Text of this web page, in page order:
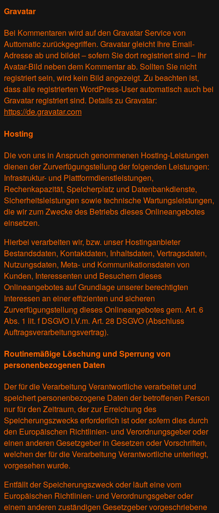
Gravatar
Bei Kommentaren wird auf den Gravatar Service von
Auttomatic zurückgegriffen. Gravatar gleicht Ihre Email-
Adresse ab und bildet – sofern Sie dort registriert sind – Ihr
Avatar-Bild neben dem Kommentar ab. Sollten Sie nicht
registriert sein, wird kein Bild angezeigt. Zu beachten ist,
dass alle registrierten WordPress-User automatisch auch bei
Gravatar registriert sind. Details zu Gravatar:
https://de.gravatar.com
Hosting
Die von uns in Anspruch genommenen Hosting-Leistungen
dienen der Zurverfügungstellung der folgenden Leistungen:
Infrastruktur- und Plattformdienstleistungen,
Rechenkapazität, Speicherplatz und Datenbankdienste,
Sicherheitsleistungen sowie technische Wartungsleistungen,
die wir zum Zwecke des Betriebs dieses Onlineangebotes
einsetzen.
Hierbei verarbeiten wir, bzw. unser Hostinganbieter
Bestandsdaten, Kontaktdaten, Inhaltsdaten, Vertragsdaten,
Nutzungsdaten, Meta- und Kommunikationsdaten von
Kunden, Interessenten und Besuchern dieses
Onlineangebotes auf Grundlage unserer berechtigten
Interessen an einer effizienten und sicheren
Zurverfügungstellung dieses Onlineangebotes gem. Art. 6
Abs. 1 lit. f DSGVO i.V.m. Art. 28 DSGVO (Abschluss
Auftragsverarbeitungsvertrag).
Routinemäßige Löschung und Sperrung von
personenbezogenen Daten
Der für die Verarbeitung Verantwortliche verarbeitet und
speichert personenbezogene Daten der betroffenen Person
nur für den Zeitraum, der zur Erreichung des
Speicherungszwecks erforderlich ist oder sofern dies durch
den Europäischen Richtlinien- und Verordnungsgeber oder
einen anderen Gesetzgeber in Gesetzen oder Vorschriften,
welchen der für die Verarbeitung Verantwortliche unterliegt,
vorgesehen wurde.
Entfällt der Speicherungszweck oder läuft eine vom
Europäischen Richtlinien- und Verordnungsgeber oder
einem anderen zuständigen Gesetzgeber vorgeschriebene